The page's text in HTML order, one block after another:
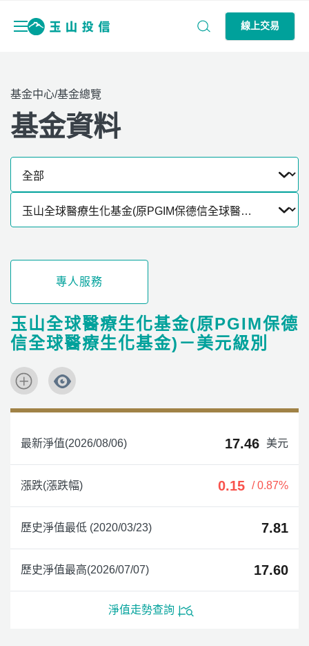
線上交易
基金中心/基金總覽
基金資料
專人服務
玉山全球醫療生化基金(原PGIM保德
信全球醫療生化基金)－美元級別
最新淨值(2026/08/06) 17.46 美元
漲跌(漲跌幅) 0.15 / 0.87%
歷史淨值最低 (2020/03/23) 7.81
歷史淨值最高(2026/07/07) 17.60
淨值走勢查詢